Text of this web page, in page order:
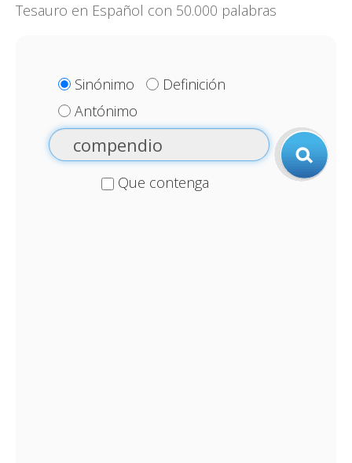
Tesauro en Español con 50.000 palabras
Sinónimo
Definición
Antónimo
Que contenga